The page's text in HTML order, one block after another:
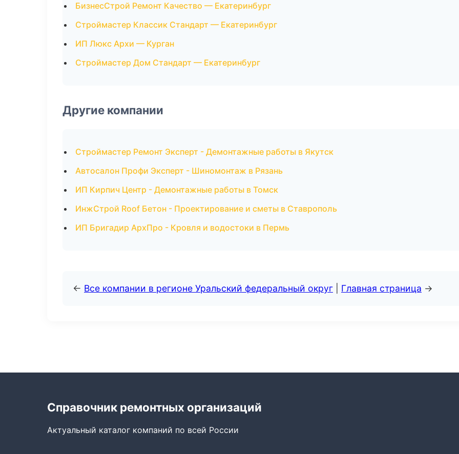
БизнесСтрой Ремонт Качество — Екатеринбург
Строймастер Классик Стандарт — Екатеринбург
ИП Люкс Архи — Курган
Строймастер Дом Стандарт — Екатеринбург
Другие компании
Строймастер Ремонт Эксперт - Демонтажные работы в Якутск
Автосалон Профи Эксперт - Шиномонтаж в Рязань
ИП Кирпич Центр - Демонтажные работы в Томск
ИнжСтрой Roof Бетон - Проектирование и сметы в Ставрополь
ИП Бригадир АрхПро - Кровля и водостоки в Пермь
← Все компании в регионе Уральский федеральный округ Главная страница →
Справочник ремонтных организаций
Актуальный каталог компаний по всей России